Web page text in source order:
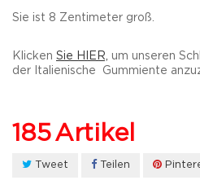
Sie ist 8 Zentimeter groß.
Klicken Sie HIER,
um unseren
der Italienische Gummiente
185Artikel
Tweet Teilen